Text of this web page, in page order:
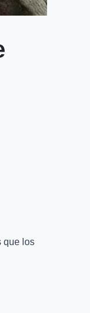
que los